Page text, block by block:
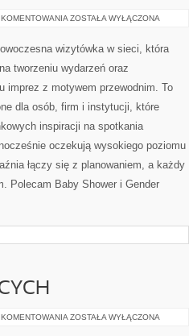
CATERING
ZOSTAŁA WYŁĄCZONA
wizytówka w sieci, która
tworzeniu wydarzeń oraz
imprez z motywem przewodnim. To
dla osób, firm i instytucji, które
inspiracji na spotkania
oczekują wysokiego poziomu
łączy się z planowaniem, a każdy
Polecam Baby Shower i Gender
PORADY
ZOSTAŁA WYŁĄCZONA